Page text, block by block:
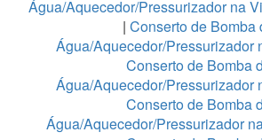
Água/Aquecedor/Pressurizador na
| Conserto de Bomba
Água/Aquecedor/Pressurizador
Conserto de Bomba
Água/Aquecedor/Pressurizador
Conserto de Bomba
Água/Aquecedor/Pressurizador